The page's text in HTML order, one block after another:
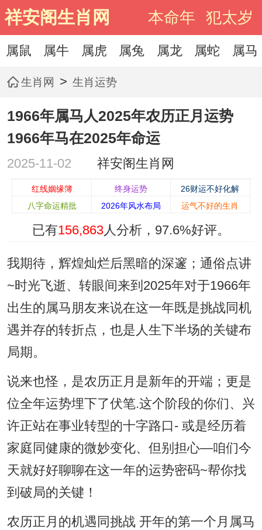
祥安阁生肖网 本命年 犯太岁
属鼠 属牛 属虎 属兔 属龙 属蛇 属马
生肖网 > 生肖运势
1966年属马人2025年农历正月运势
1966年马在2025年命运
2025-11-02 祥安阁生肖网
红线姻缘簿 终身运势
26财运不好化解
八字命运精批
2026年风水布局 运气不好的生肖
已有156,863人分析， 97.6%好评。
我期待，辉煌灿烂后黑暗的深邃；通俗点讲
~时光飞逝、转眼间来到2025年对于1966年
出生的属马朋友来说在这一年既是挑战同机
遇并存的转折点，也是人生下半场的关键布
局期。
说来也怪，是农历正月是新年的开端；更是
位全年运势埋下了伏笔.这个阶段的你们、兴
许正站在事业转型的十字路口- 或是经历着
家庭同健康的微妙变化、但别担心—咱们今
天就好好聊聊在这一年的运势密码~帮你找
到破局的关键！
农历正月的机遇同挑战 开年的第一个月属马